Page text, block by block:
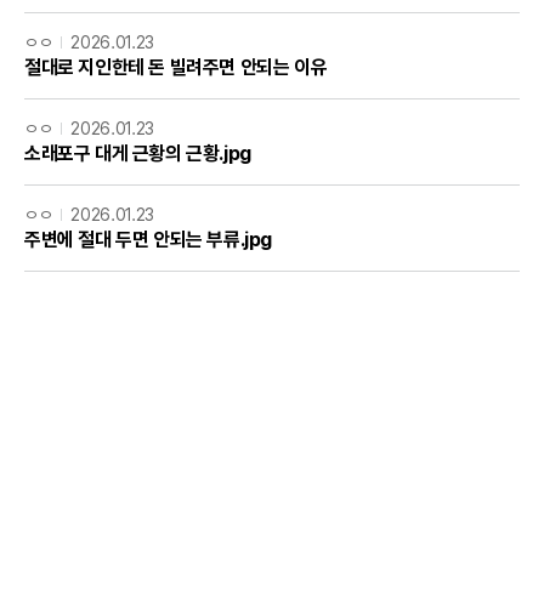
ㅇㅇ 2026.01.23
절대로 지인한테 돈 빌려주면 안되는 이유
ㅇㅇ 2026.01.23
소래포구 대게 근황의 근황.jpg
ㅇㅇ 2026.01.23
주변에 절대 두면 안되는 부류.jpg